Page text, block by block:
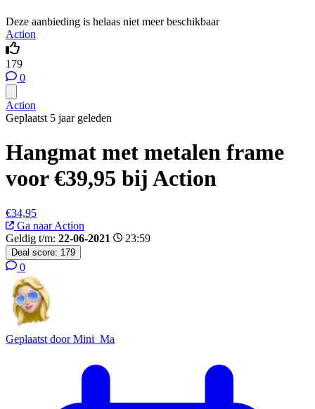
Deze aanbieding is helaas niet meer beschikbaar
Action
179
0
Action
Geplaatst 5 jaar geleden
Hangmat met metalen frame
voor €39,95 bij Action
€34,95
Ga naar Action
Geldig t/m: 22-06-2021 23:59
Deal score: 179
0
Geplaatst doorMini_Ma